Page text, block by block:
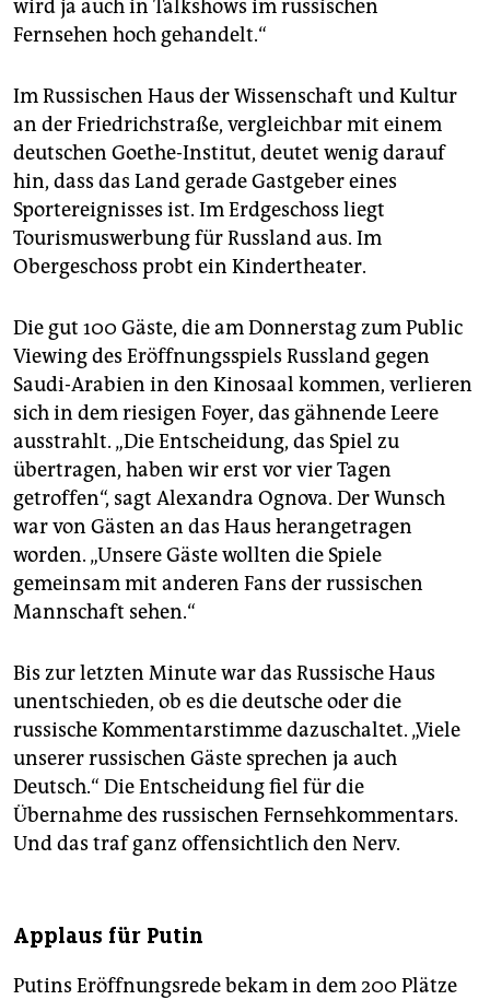
wird ja auch in Talkshows im russischen
Fernsehen hoch gehandelt.“
Im Russischen Haus der Wissenschaft und Kultur
an der Friedrichstraße, vergleichbar mit einem
deutschen Goethe-Institut, deutet wenig darauf
hin, dass das Land gerade Gastgeber eines
Sportereignisses ist. Im Erdgeschoss liegt
Tourismuswerbung für Russland aus. Im
Obergeschoss probt ein Kindertheater.
Die gut 100 Gäste, die am Donnerstag zum Public
Vie­wing des Eröffnungsspiels Russland gegen
Saudi-Arabien in den Kinosaal kommen, verlieren
sich in dem riesigen Foyer, das gähnende Leere
ausstrahlt. „Die Entscheidung, das Spiel zu
übertragen, haben wir erst vor vier Tagen
getroffen“, sagt Ale­xandra Ognova. Der Wunsch
war von Gästen an das Haus herangetragen
worden. „Unsere Gäste wollten die Spiele
gemeinsam mit anderen Fans der russischen
Mannschaft sehen.“
Bis zur letzten Minute war das Russische Haus
unentschieden, ob es die deutsche oder die
russische Kommentarstimme dazuschaltet. „Viele
unserer russischen Gäste sprechen ja auch
Deutsch.“ Die Entscheidung fiel für die
Übernahme des russischen Fernsehkommentars.
Und das traf ganz offensichtlich den Nerv.
Applaus für Putin
Putins Eröffnungsrede bekam in dem 200 Plätze